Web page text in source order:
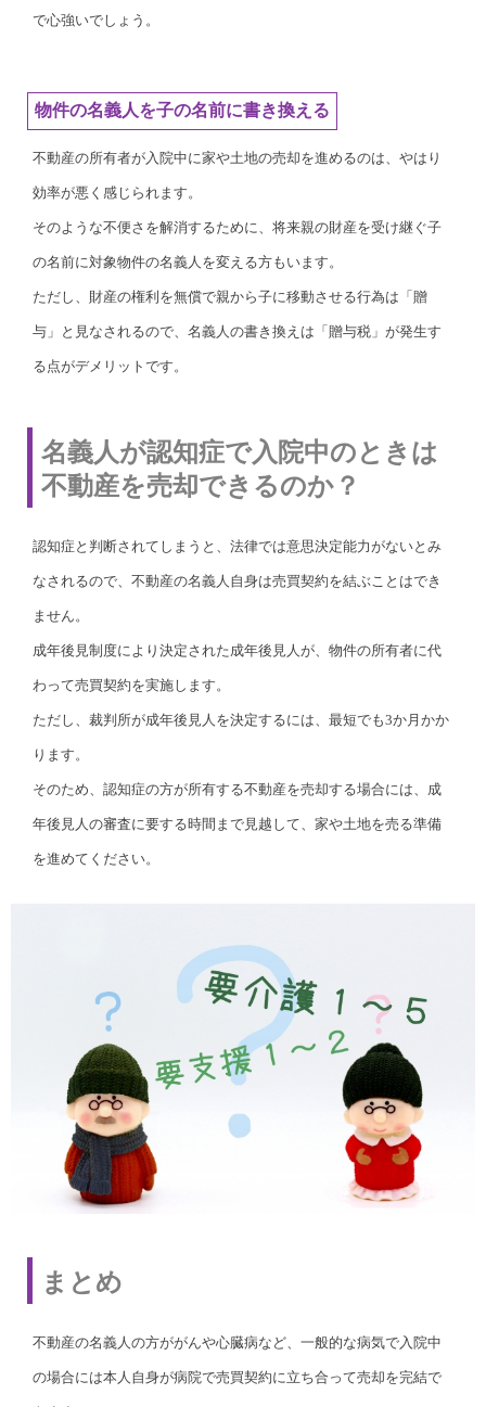
で心強いでしょう。
物件の名義人を子の名前に書き換える
不動産の所有者が入院中に家や土地の売却を進めるのは、やはり
効率が悪く感じられます。
そのような不便さを解消するために、将来親の財産を受け継ぐ子
の名前に対象物件の名義人を変える方もいます。
ただし、財産の権利を無償で親から子に移動させる行為は「贈
与」と見なされるので、名義人の書き換えは「贈与税」が発生す
る点がデメリットです。
名義人が認知症で入院中のときは
不動産を売却できるのか？
認知症と判断されてしまうと、法律では意思決定能力がないとみ
なされるので、不動産の名義人自身は売買契約を結ぶことはでき
ません。
成年後見制度により決定された成年後見人が、物件の所有者に代
わって売買契約を実施します。
ただし、裁判所が成年後見人を決定するには、最短でも3か月かか
ります。
そのため、認知症の方が所有する不動産を売却する場合には、成
年後見人の審査に要する時間まで見越して、家や土地を売る準備
を進めてください。
まとめ
不動産の名義人の方ががんや心臓病など、一般的な病気で入院中
の場合には本人自身が病院で売買契約に立ち合って売却を完結で